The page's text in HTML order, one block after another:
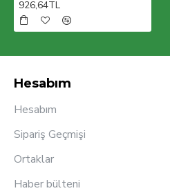
kısa sürede 100 ülkede aktif
müşterilerimizin beğenisine
926,64TL
Hesabım
Hesabım
Sipariş Geçmişi
Ortaklar
Haber bülteni